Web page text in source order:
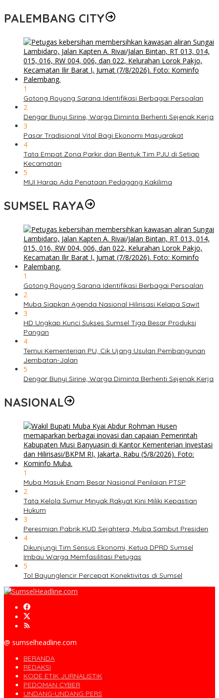
PALEMBANG CITY
1
Gotong Royong Sarana Identifikasi Berbagai Persoalan
2
Dengar Bunyi Sirine, Warga Diminta Berhenti Sejenak Kerja
3
Pasar Tradisional Vital Bagi Ekonomi Masyarakat
4
Tata Empat Zona Parkir dan Bentuk Tim PJU di Setiap
Kecamatan
5
MUI Harap Ada Penataan Pedagang Kakilima
SUMSEL RAYA
1
Gotong Royong Sarana Identifikasi Berbagai Persoalan
2
Muba Siapkan Agenda Nasional Hilirisasi Kelapa Sawit
3
HD Ungkap Kunci Sukses Sumsel Tiga Besar Produksi
Pangan
4
Temui Kementerian PU, Cik Ujang Usulan Pembangunan
Jembatan-Jalan
5
Dengar Bunyi Sirine, Warga Diminta Berhenti Sejenak Kerja
NASIONAL
1
Muba Masuk Enam Besar Nasional Penilaian PTSP
2
Tata Kelola Sumur Minyak Rakyat Kini Miliki Kepastian
Hukum
3
Peresmian Pabrik KUD Sejahtera, Muba Sambut Presiden
4
Dikunjungi Tim Sensus Ekonomi, Ketua DPRD Sumsel
Imbau Warga Memfasilitasi Petugas
5
Tol Bayunglencir Percepat Konektivitas di Sumsel
@ sumselheadline.com
BERANDA
REDAKSI
KODE ETIK JURNALISTIK
PEDOMAN CYBER
UNDANG-UNDANG PERS